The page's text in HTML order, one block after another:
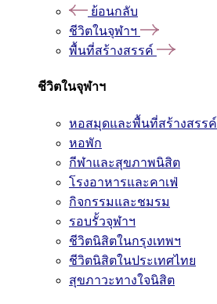
ย้อนกลับ
ชีวิตในจุฬาฯ
พื้นที่สร้างสรรค์
ชีวิตในจุฬาฯ
หอสมุดและพื้นที่สร้างสรรค์
หอพัก
กีฬาและสุขภาพนิสิต
โรงอาหารและคาเฟ่
กิจกรรมและชมรม
รอบรั้วจุฬาฯ
ชีวิตนิสิตในกรุงเทพฯ
ชีวิตนิสิตในประเทศไทย
สุขภาวะทางใจนิสิต